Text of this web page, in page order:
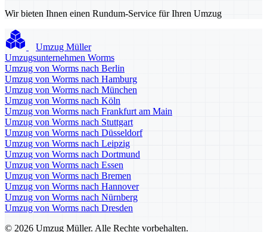
Wir bieten Ihnen einen Rundum-Service für Ihren Umzug
Umzug Müller
Umzugsunternehmen Worms
Umzug von Worms nach Berlin
Umzug von Worms nach Hamburg
Umzug von Worms nach München
Umzug von Worms nach Köln
Umzug von Worms nach Frankfurt am Main
Umzug von Worms nach Stuttgart
Umzug von Worms nach Düsseldorf
Umzug von Worms nach Leipzig
Umzug von Worms nach Dortmund
Umzug von Worms nach Essen
Umzug von Worms nach Bremen
Umzug von Worms nach Hannover
Umzug von Worms nach Nürnberg
Umzug von Worms nach Dresden
© 2026 Umzug Müller. Alle Rechte vorbehalten.